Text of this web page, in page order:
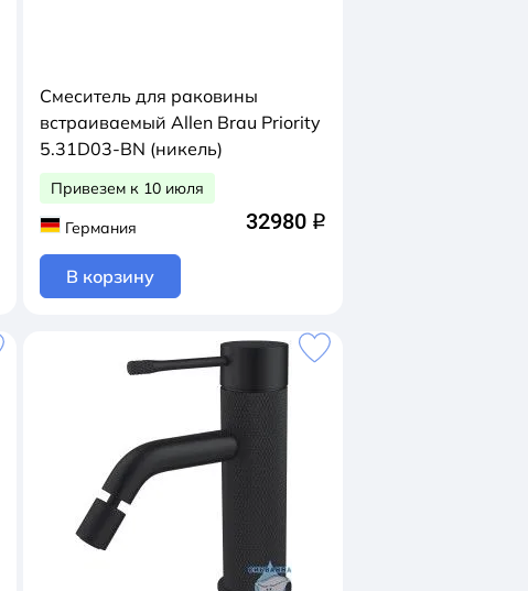
Смеситель для раковины
встраиваемый Allen Brau Priority
5.31D03-BN (никель)
Привезем к 10 июля
Германия
32980 q
В корзину